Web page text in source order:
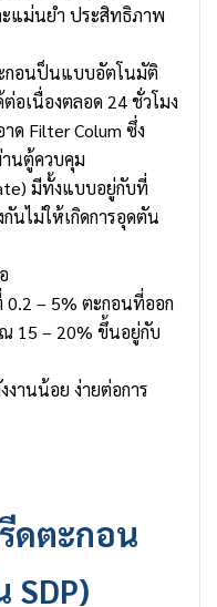
ะแม่นยำ ประสิทธิภาพ
ะกอนป็นแบบอัตโนมัติ
อเนื่องตลอด 24 ชั่วโมง
ด Filter Colum ซึ่ง
านตู้ควบคุม
มีทั้งแบบอยู่กับที่
ไม่ให้เกิดการอุดตัน
0.2 – 5% ตะกอนที่ออก
15 – 20% ขึ้นอยู่กับ
านน้อย ง่ายต่อการ
ดตะกอน
SDP)